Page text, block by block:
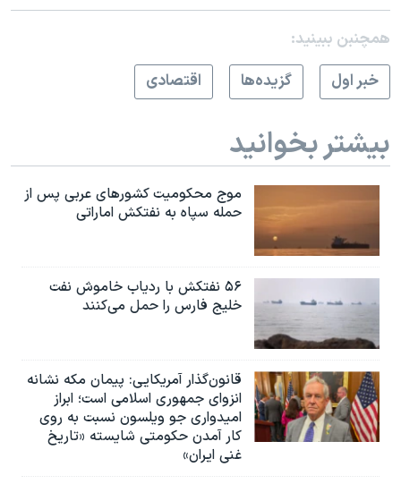
همچنبن ببینید:
خبر اول
گزيده‌ها اقتصادی
بیشتر بخوانید
موج محکومیت کشورهای عربی پس از
حمله سپاه به نفتکش اماراتی
۵۶ نفتکش با ردیاب خاموش نفت
خلیج فارس را حمل می‌کنند
قانون‌گذار آمریکایی: پیمان مکه نشانه
انزوای جمهوری اسلامی است؛ ابراز
امیدواری جو ویلسون نسبت به روی
کار آمدن حکومتی شایسته «تاریخ
غنی ایران»